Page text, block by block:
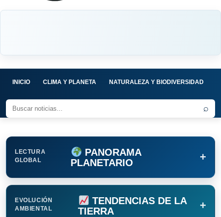
INICIO CLIMA Y PLANETA NATURALEZA Y BIODIVERSIDAD
⌕
LECTURA
GLOBAL
PANORAMA
PLANETARIO
+
EVOLUCIÓN
AMBIENTAL
TENDENCIAS DE LA
TIERRA
+